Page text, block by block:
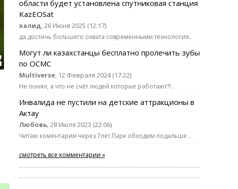
области будет установлена спутниковая станция
KazEOSat
халид, 26 Июня 2025 (12:17)
да достичь большего охвата современными технология..
Могут ли казахстанцы бесплатно пролечить зубы
по ОСМС
Multiverse, 12 Февраля 2024 (17:22)
Не понял, а что не счёт людей которые работают?!..
Инвалида не пустили на детские аттракционы в
Актау
Любовь, 28 Июля 2023 (22:06)
Читаю коментарии через 7лет.Парк обходим подальше ..
смотреть все комментарии »